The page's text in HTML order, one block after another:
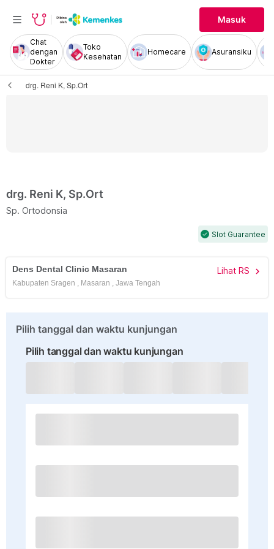
Masuk
Chat
dengan
Dokter
Toko
Kesehatan
Homecare Asuransiku
drg. Reni K, Sp.Ort
drg. Reni K, Sp.Ort
Sp. Ortodonsia
check Slot Guarantee
Dens Dental Clinic Masaran Lihat RS chevron_right
Kabupaten Sragen , Masaran , Jawa Tengah
Pilih tanggal dan waktu kunjungan
Pilih tanggal dan waktu kunjungan